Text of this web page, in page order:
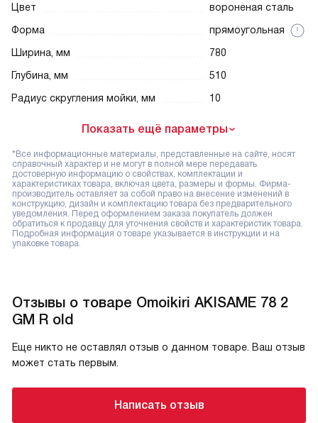
Цвет
вороненая сталь
Форма
прямоугольная
Ширина, мм
780
Глубина, мм
510
Радиус скругления мойки, мм
10
Показать ещё параметры
*Все информационные материалы, представленные на сайте, носят
справочный характер и не могут в полной мере передавать
достоверную информацию о свойствах, комплектации и
характеристиках товара, включая цвета, размеры и формы. Фирма-
производитель оставляет за собой право на внесение изменений в
конструкцию, дизайн и комплектацию товара без предварительного
уведомления. Перед оформлением заказа покупатель должен
обратиться к продавцу для уточнения свойств и характеристик товара.
Подробная информация о товаре указывается в инструкции и на
упаковке товара.
Отзывы о товаре Omoikiri AKISAME 78 2
GM R old
Еще никто не оставлял отзыв о данном товаре. Ваш отзыв
может стать первым.
Написать отзыв